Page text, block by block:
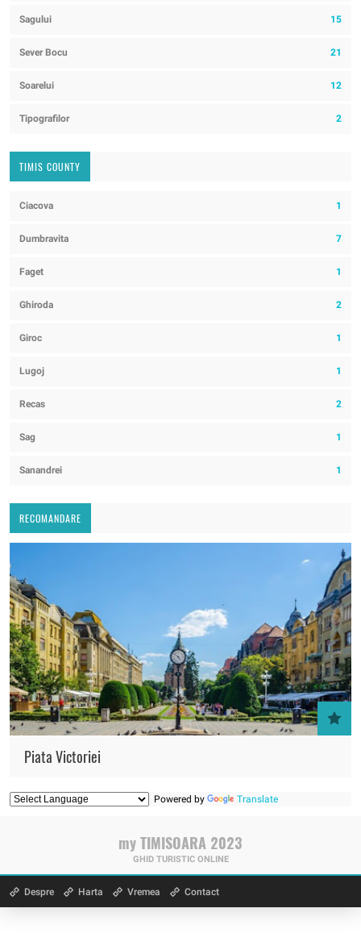
Sagului 15
Sever Bocu 21
Soarelui 12
Tipografilor 2
TIMIS COUNTY
Ciacova 1
Dumbravita 7
Faget 1
Ghiroda 2
Giroc 1
Lugoj 1
Recas 2
Sag 1
Sanandrei 1
RECOMANDARE
Piata Victoriei
Powered by Translate
my TIMISOARA 2023
GHID TURISTIC ONLINE
Despre Harta Vremea Contact